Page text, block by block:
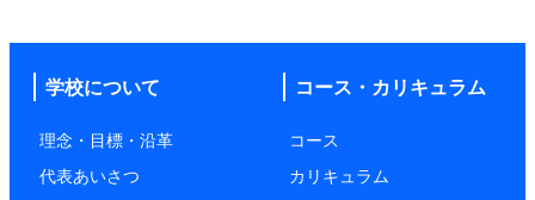
学校について
理念・目標・沿革
代表あいさつ
コース・カリキュラム
コース
カリキュラム